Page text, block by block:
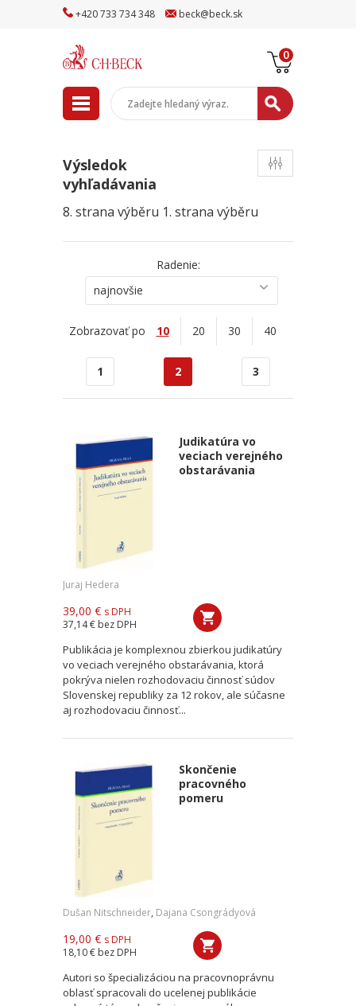
+420733 734348 beck@beck.sk
0
Výsledok
vyhľadávania
8. strana výběru 1. strana výběru
Radenie:
najnovšie
Zobrazovať po 10 20 30 40
1 2 3
Judikatúra vo
veciach verejného
obstarávania
Juraj Hedera
39,00 € s DPH
37,14 € bez DPH
Publikácia je komplexnou zbierkou judikatúry
vo veciach verejného obstarávania, ktorá
pokrýva nielen rozhodovaciu činnosť súdov
Slovenskej republiky za 12 rokov, ale súčasne
aj rozhodovaciu činnosť...
Skončenie
pracovného
pomeru
Dušan Nitschneider, Dajana Csongrádyová
19,00 € s DPH
18,10 € bez DPH
Autori so špecializáciou na pracovnoprávnu
oblasť spracovali do ucelenej publikácie